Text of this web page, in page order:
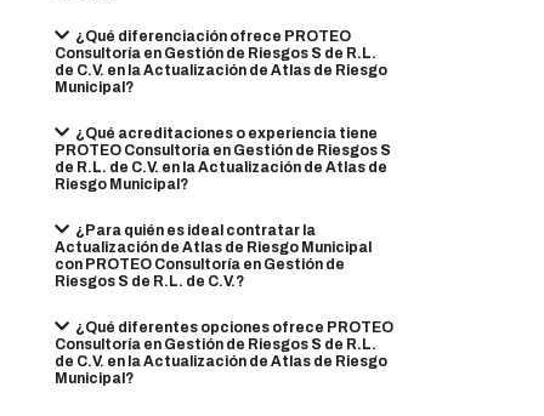
¿Qué diferenciación ofrece PROTEO
Consultoría en Gestión de Riesgos S de R.L.
de C.V. en la Actualización de Atlas de Riesgo
Municipal?
¿Qué acreditaciones o experiencia tiene
PROTEO Consultoría en Gestión de Riesgos S
de R.L. de C.V. en la Actualización de Atlas de
Riesgo Municipal?
¿Para quién es ideal contratar la
Actualización de Atlas de Riesgo Municipal
con PROTEO Consultoría en Gestión de
Riesgos S de R.L. de C.V.?
¿Qué diferentes opciones ofrece PROTEO
Consultoría en Gestión de Riesgos S de R.L.
de C.V. en la Actualización de Atlas de Riesgo
Municipal?